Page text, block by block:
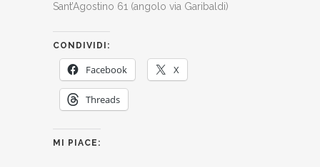
Sant’Agostino 61 (angolo via Garibaldi)
CONDIVIDI:
Facebook X
Threads
MI PIACE: